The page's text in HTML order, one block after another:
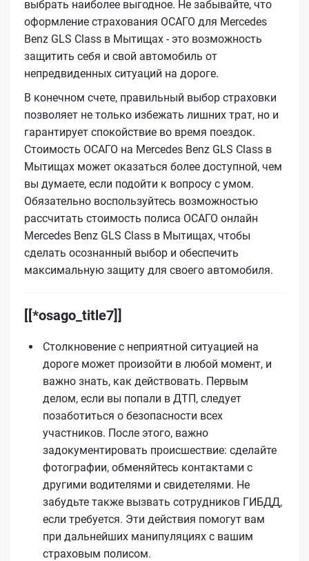
выбрать наиболее выгодное. Не забывайте, что
оформление страхования ОСАГО для Mercedes
Benz GLS Class в Мытищах - это возможность
защитить себя и свой автомобиль от
непредвиденных ситуаций на дороге.
В конечном счете, правильный выбор страховки
позволяет не только избежать лишних трат, но и
гарантирует спокойствие во время поездок.
Стоимость ОСАГО на Mercedes Benz GLS Class в
Мытищах может оказаться более доступной, чем
вы думаете, если подойти к вопросу с умом.
Обязательно воспользуйтесь возможностью
рассчитать стоимость полиса ОСАГО онлайн
Mercedes Benz GLS Class в Мытищах, чтобы
сделать осознанный выбор и обеспечить
максимальную защиту для своего автомобиля.
[[*osago_title7]]
Столкновение с неприятной ситуацией на
дороге может произойти в любой момент, и
важно знать, как действовать. Первым
делом, если вы попали в ДТП, следует
позаботиться о безопасности всех
участников. После этого, важно
задокументировать происшествие: сделайте
фотографии, обменяйтесь контактами с
другими водителями и свидетелями. Не
забудьте также вызвать сотрудников ГИБДД,
если требуется. Эти действия помогут вам
при дальнейших манипуляциях с вашим
страховым полисом.